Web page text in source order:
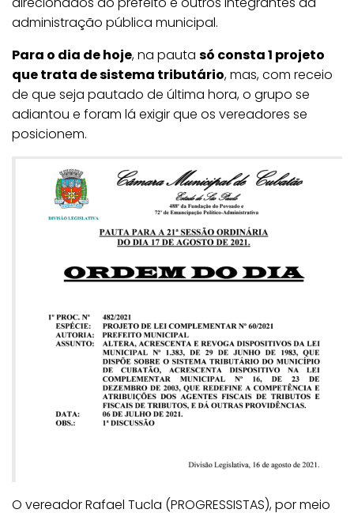
administração pública municipal.
Para o dia de hoje, na pauta só consta 1 projeto
que trata de sistema tributário, mas, com receio
de que seja pautado de última hora, o grupo se
adiantou e foram lá exigir que os vereadores se
posicionem.
O vereador Rafael Tucla (PROGRESSISTAS), por meio